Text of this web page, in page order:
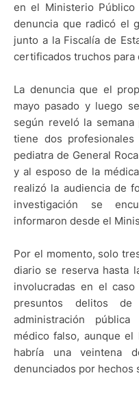
en el Ministerio
denuncia que radicó el
junto a la Fiscalía de
certificados truchos para
La denuncia que el
mayo pasado y luego
según reveló la semana
tiene dos
pediatra de General
y al esposo de la
realizó la audiencia de
investigación se
informaron desde el
Por el momento, solo
diario se reserva hasta
involucradas en el
presuntos delitos
administración
médico falso, aunque
habría una veintena
denunciados por hechos